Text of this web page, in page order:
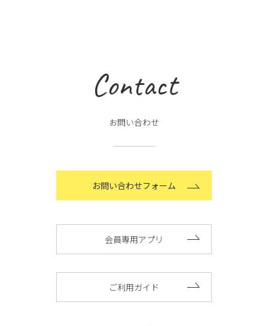
Contact
お問い合わせ
お問い合わせフォーム
会員専用アプリ
ご利用ガイド